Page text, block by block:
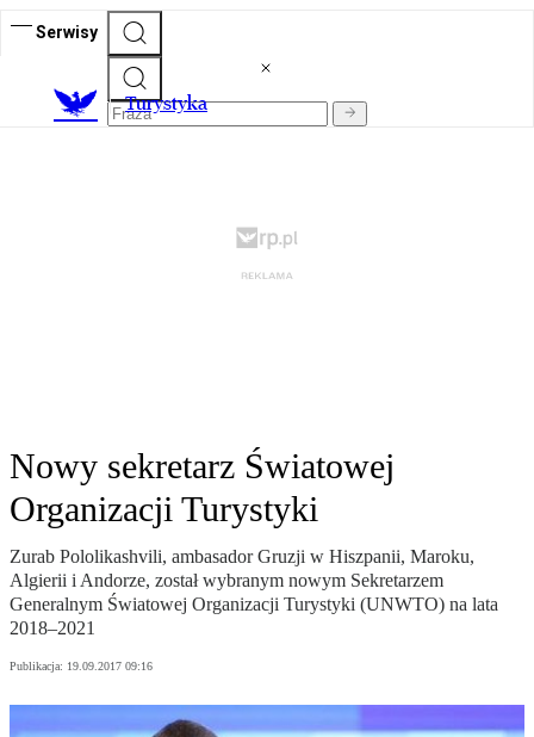
Serwisy
Turystyka
Nowy sekretarz Światowej
Organizacji Turystyki
Zurab Pololikashvili, ambasador Gruzji w Hiszpanii, Maroku,
Algierii i Andorze, został wybranym nowym Sekretarzem
Generalnym Światowej Organizacji Turystyki (UNWTO) na lata
2018–2021
Publikacja: 19.09.2017 09:16